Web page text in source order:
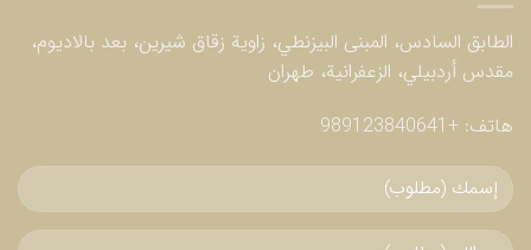
الطابق السادس، المبنى البيزنطي، زاوية زقاق شيرين، بعد بالاديوم،
مقدس أردبيلي، الزعفرانية، طهران
هاتف: +989123840641